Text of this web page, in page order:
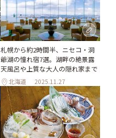
札幌から約2時間半、ニセコ・洞
爺湖の憧れ宿7選。湖畔の絶景露
天風呂や上質な大人の隠れ家まで
北海道 2025.11.27